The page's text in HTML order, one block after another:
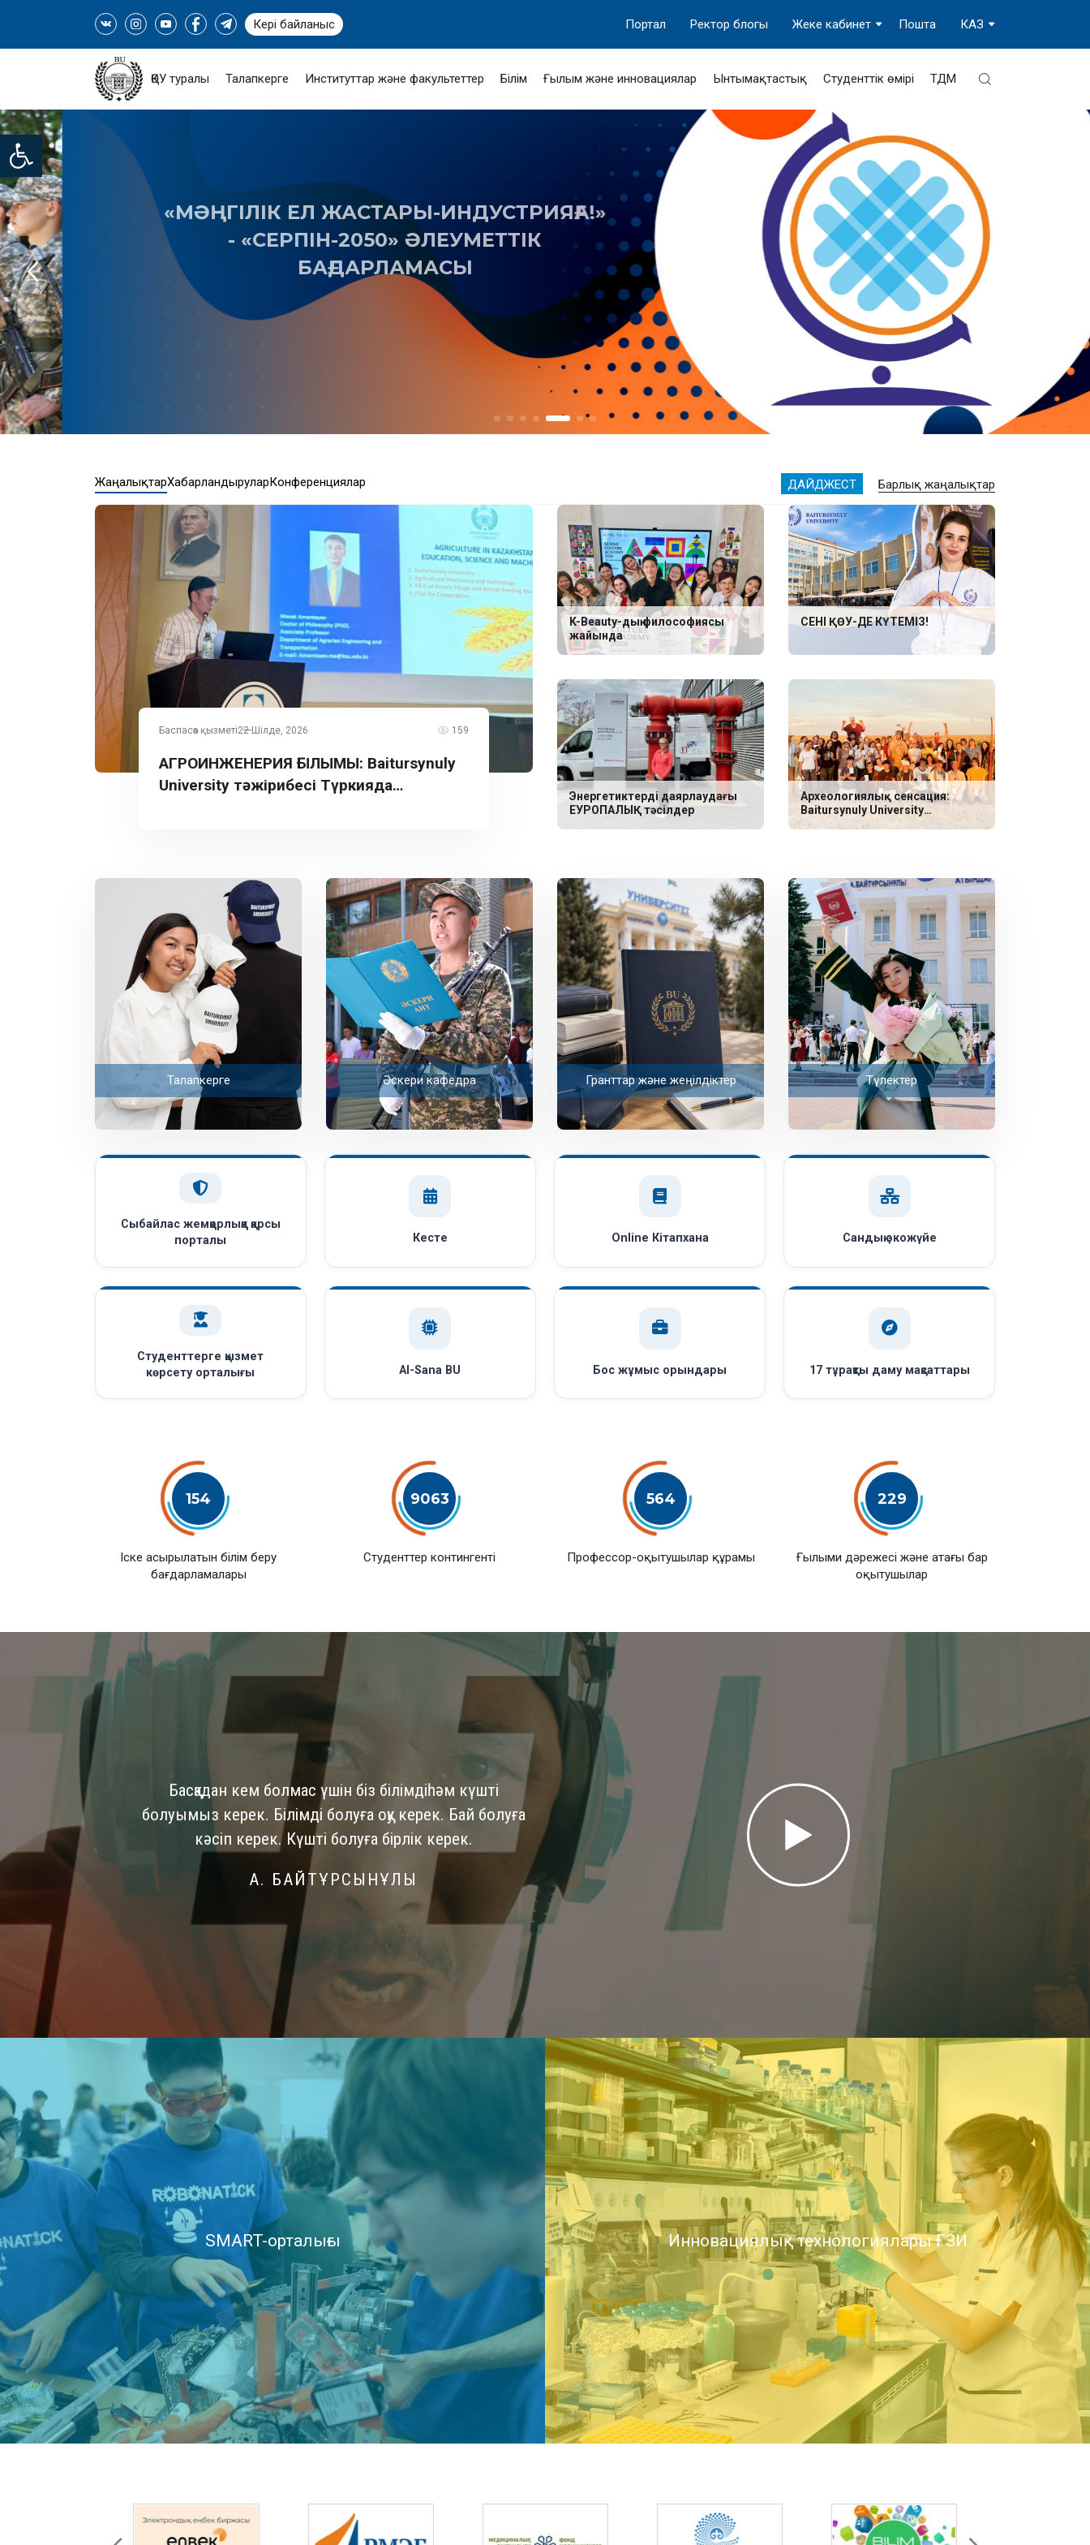
Open toolbar
Кері байланыс КАЗ
Пошта
Жеке кабинет
Ректор блогы
Портал
ҚӨУ туралы Талапкерге Институттар және факультеттер Білім Ғылым және инновациялар Ынтымақтастық Студенттік өмірі ТДМ
«МӘҢГІЛІК ЕЛ ЖАСТАРЫ-ИНДУСТРИЯҒА!»
- «СЕРПІН-2050» ӘЛЕУМЕТТІК
БАҒДАРЛАМАСЫ
ЖаңалықтарХабарландыруларКонференциялар ДАЙДЖЕСТ Барлық жаңалықтар
Баспасөз қызметі22 Шілде, 2026 159
АГРОИНЖЕНЕРИЯ ҒЫЛЫМЫ: Baitursynuly
University тәжірибесі Түркияда
K-Beauty-дың философиясы
жайында
СЕНІ ҚӨУ-ДЕ КҮТЕМІЗ!
Энергетиктерді даярлаудағы
ЕУРОПАЛЫҚ тәсілдер
Археологиялық сенсация:
Baitursynuly University
ғалымдары неолит дәуіріне
Талапкерге Әскери кафедра Гранттар және жеңілдіктер Түлектер
Сыбайлас жемқорлыққа қарсы
порталы
Кесте Online Кітапхана Сандық экожүйе
Студенттерге қызмет
көрсету орталығы
AI-Sana BU Бос жұмыс орындары 17 тұрақты даму мақсаттары
154
Іске асырылатын білім беру
бағдарламалары
9063
Студенттер контингенті
564
Профессор-оқытушылар құрамы
229
Ғылыми дәрежесі және атағы бар
оқытушылар
Басқадан кем болмас үшін біз білімдіһәм күшті
болуымыз керек. Білімді болуға оқу керек. Бай болуға
кәсіп керек. Күшті болуға бірлік керек.
А. БАЙТҰРСЫНҰЛЫ
SMART-орталығы Инновациялық технологиялары ҒЗИ